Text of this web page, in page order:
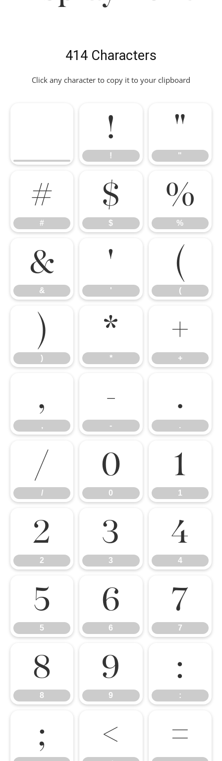
414 Characters
Click any character to copy it to your clipboard
!
!
"
"
#
#
$
$
%
%
&
&
'
'
(
(
)
)
*
*
+
+
,
,
-
-
.
.
/
/
0
0
1
1
2
2
3
3
4
4
5
5
6
6
7
7
8
8
9
9
:
:
; < =